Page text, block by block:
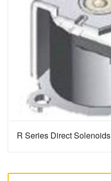
R Series Direct Solenoids